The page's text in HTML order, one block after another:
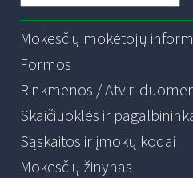
Mokesčių mokėtojų
Formos
Rinkmenos / Atviri
Skaičiuoklės ir
Sąskaitos ir įmokų kodai
Mokesčių žinynas